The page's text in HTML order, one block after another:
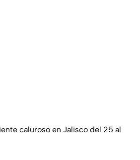
caluroso en Jalisco del 25 al